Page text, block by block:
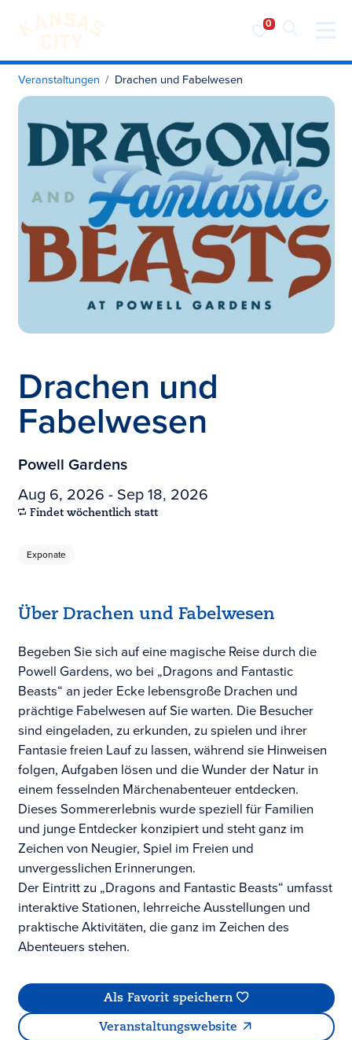
Besuchen Sie KC
Zum Inhalt springen
Veranstaltungen Drachen und Fabelwesen
Drachen und
Fabelwesen
Powell Gardens
Aug 6, 2026 - Sep 18, 2026
Findet wöchentlich statt
Exponate
Über Drachen und Fabelwesen
Begeben Sie sich auf eine magische Reise durch die
Powell Gardens, wo bei „Dragons and Fantastic
Beasts“ an jeder Ecke lebensgroße Drachen und
prächtige Fabelwesen auf Sie warten. Die Besucher
sind eingeladen, zu erkunden, zu spielen und ihrer
Fantasie freien Lauf zu lassen, während sie Hinweisen
folgen, Aufgaben lösen und die Wunder der Natur in
einem fesselnden Märchenabenteuer entdecken.
Dieses Sommererlebnis wurde speziell für Familien
und junge Entdecker konzipiert und steht ganz im
Zeichen von Neugier, Spiel im Freien und
unvergesslichen Erinnerungen.
Der Eintritt zu „Dragons and Fantastic Beasts“ umfasst
interaktive Stationen, lehrreiche Ausstellungen und
praktische Aktivitäten, die ganz im Zeichen des
Abenteuers stehen.
Als Favorit speichern
Veranstaltungswebsite